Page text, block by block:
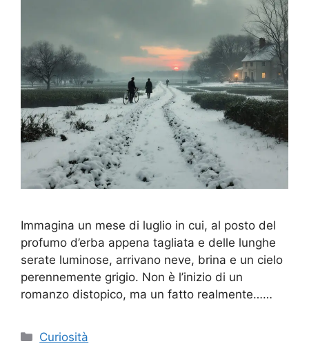
Immagina un mese di luglio in cui, al posto del
profumo d’erba appena tagliata e delle lunghe
serate luminose, arrivano neve, brina e un cielo
perennemente grigio. Non è l’inizio di un
romanzo distopico, ma un fatto realmente……
Categorie
Curiosità